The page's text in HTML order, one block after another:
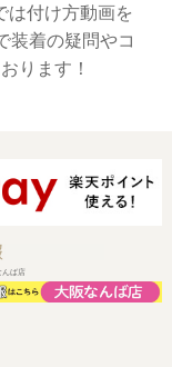
は付け方動画を
装着の疑問やコ
ります！
ば店